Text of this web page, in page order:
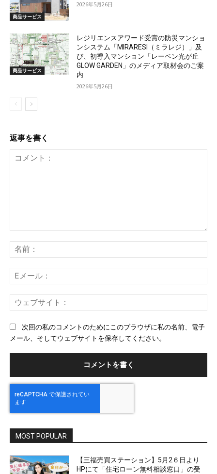
商品サービス
2026年5月26日
商品サービス
レジリエンスアワード受賞の防災マンショ
ンシステム「MIRARESI（ミラレジ）」及
び、初導入マンション「レーベン光が丘
GLOW GARDEN」のメディア取材会のご案
内
2026年5月26日
返事を書く
ン
ト：
前
メ
ー
ェ
次回の私のコメントのためにこのブラウザに私の名前、電子
メール、そしてウェブサイトを保存してください。
MOST POPULAR
【三福売買ステーション】5月2６日より
HPにて「住宅ローン無料相談窓口」の受